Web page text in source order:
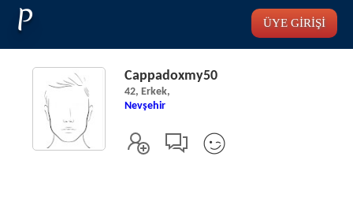
P ÜYE GİRİŞİ
Cappadoxmy50
42, Erkek,
Nevşehir